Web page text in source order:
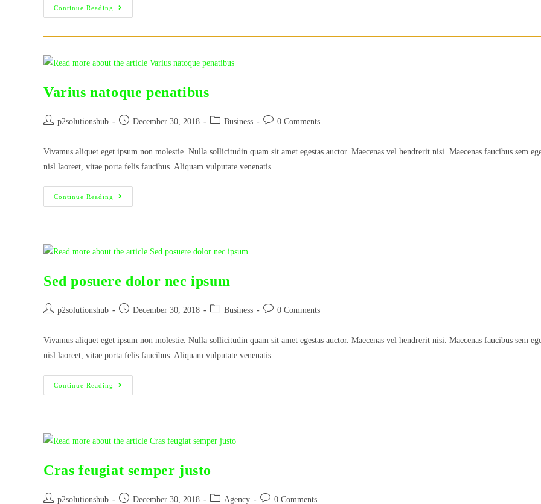
Continue Reading
Cras
Mollis
Varius natoque penatibus
Post p2solutionshub
Post December 30, 2018
Post Business
Post 0 Comments
Vivamus aliquet eget ipsum non molestie. Nulla sollicitudin quam sit amet egestas auctor. Maecenas vel hendrerit nisi. Maecenas faucibus sem
nisl laoreet, vitae porta felis faucibus. Aliquam vulputate venenatis…
Continue Reading
Varius
Natoque
Sed posuere dolor nec ipsum
Post p2solutionshub
Post December 30, 2018
Post Business
Post 0 Comments
Vivamus aliquet eget ipsum non molestie. Nulla sollicitudin quam sit amet egestas auctor. Maecenas vel hendrerit nisi. Maecenas faucibus sem
nisl laoreet, vitae porta felis faucibus. Aliquam vulputate venenatis…
Continue Reading
Sed
Posuere
Cras feugiat semper justo
Post p2solutionshub Post December 30, 2018 Post Agency Post 0 Comments